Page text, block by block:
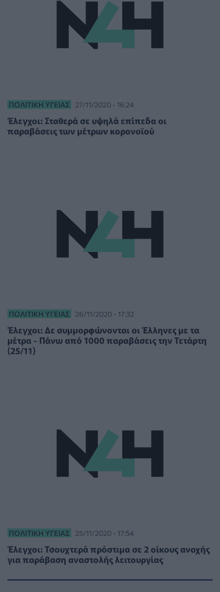
ΠΟΛΙΤΙΚΉ ΥΓΕΊΑΣ 27/11/2020 - 16:24
Έλεγχοι: Σταθερά σε υψηλά επίπεδα οι
παραβάσεις των μέτρων κορονοϊού
ΠΟΛΙΤΙΚΉ ΥΓΕΊΑΣ 26/11/2020 - 17:32
Έλεγχοι: Δε συμμορφώνονται οι Έλληνες με τα
μέτρα - Πάνω από 1000 παραβάσεις την Τετάρτη
(25/11)
ΠΟΛΙΤΙΚΉ ΥΓΕΊΑΣ 25/11/2020 - 17:54
Έλεγχοι: Τσουχτερά πρόστιμα σε 2 οίκους ανοχής
για παράβαση αναστολής λειτουργίας